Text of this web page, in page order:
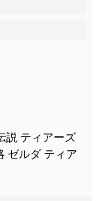
説 ティアーズ
ゼルダ ティア